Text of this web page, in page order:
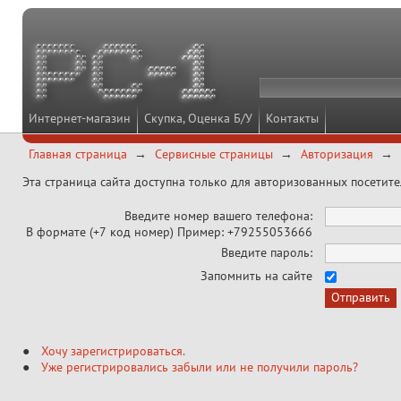
Интернет-магазин Скупка, Оценка Б/У Контакты
Главная страница Сервисные страницы
Авторизация
Эта страница сайта доступна только для авторизованных
Введите номер вашего телефона:
В формате (+7 код номер) Пример: +79255053666
Введите пароль:
Запомнить на сайте
Хочу зарегистрироваться.
Уже регистрировались забыли или не получили пароль?